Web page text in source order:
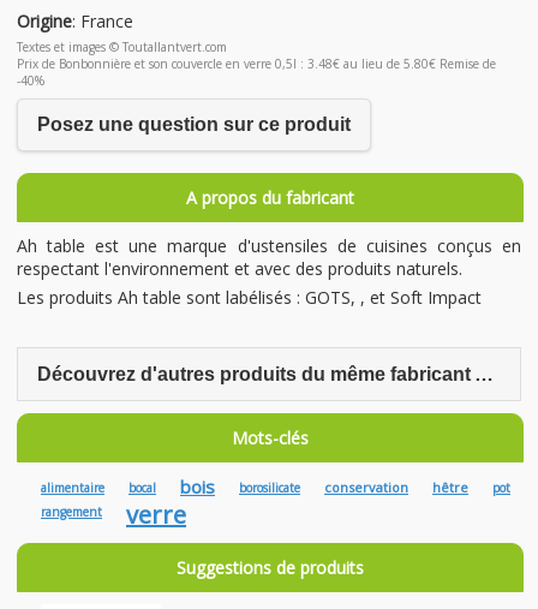
Origine: France
Textes et images © Toutallantvert.com
Prix de Bonbonnière et son couvercle en verre 0,5l : 3.48€ au lieu de 5.80€ Remise de
-40%
Posez une question sur ce produit
A propos du fabricant
Ah table est une marque d'ustensiles de cuisines conçus en
respectant l'environnement et avec des produits naturels.
Les produits Ah table sont labélisés : GOTS, , et Soft Impact
Découvrez d'autres produits du même fabricant Ah Table
Mots-clés
alimentaire bocal bois borosilicate conservation hêtre
pot
rangement
verre
Suggestions de produits